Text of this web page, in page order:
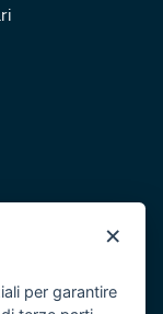
×
per garantire